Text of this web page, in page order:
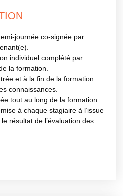
journée co-signée par
individuel complété par
la formation.
et à la fin de la formation
connaissances.
tout au long de la formation.
à chaque stagiaire à l’issue
résultat de l’évaluation des